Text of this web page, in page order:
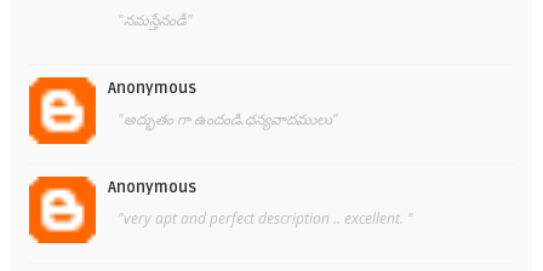
"నమస్తేనండీ"
Anonymous
"అద్భుతం గా ఉందండి.ధన్యవాదములు"
Anonymous
"very apt and perfect description .. excellent. "